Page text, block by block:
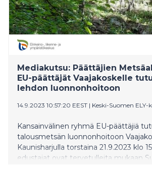
Mediakutsu: Päättäjien
EU-päättäjät Vaajakoskelle
lehdon luonnonhoitoon
14.9.2023 10:57:20 EEST | Keski-Suomen ELY-
Kansainvälinen ryhmä EU-päättäjiä
talousmetsän luonnonhoitoon
Kaunisharjulla torstaina 21.9.2023 klo
edustajat ovat tervetulleita mukaan